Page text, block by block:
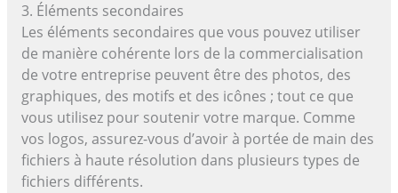
3. Éléments secondaires
Les éléments secondaires que vous pouvez utiliser
de manière cohérente lors de la commercialisation
de votre entreprise peuvent être des photos, des
graphiques, des motifs et des icônes ; tout ce que
vous utilisez pour soutenir votre marque. Comme
vos logos, assurez-vous d’avoir à portée de main des
fichiers à haute résolution dans plusieurs types de
fichiers différents.